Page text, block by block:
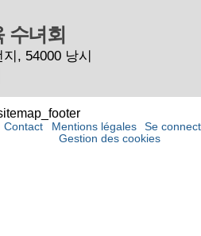
수녀회
, 54000 낭시
Contact Mentions légales
Se
Gestion des cookies